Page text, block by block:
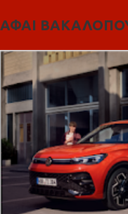
ΑΦΑΙ